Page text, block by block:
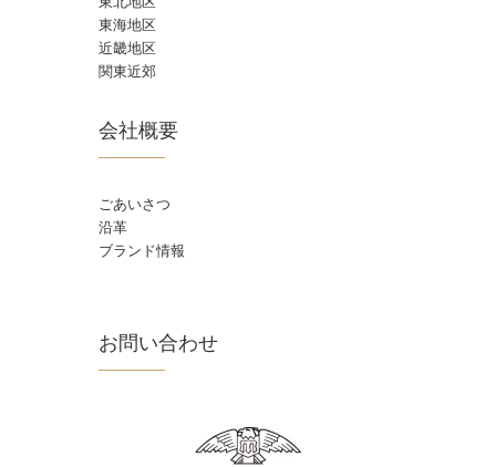
東海地区
近畿地区
関東近郊
会社概要
ごあいさつ
沿革
ブランド情報
お問い合わせ